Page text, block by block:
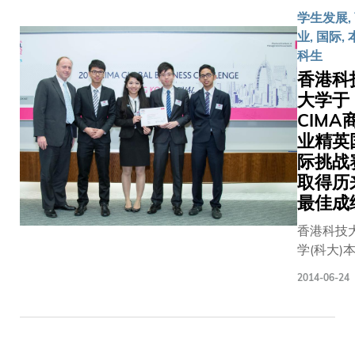
程让学
生透过
全面及
具创意
的学习
方式，
从不同
范畴包
括种
族、族
群、国
籍、语
言、文
化或性
前参与
由中国
航空工
业集团
(中航)
举办的
首届全
国飞机
设计比
赛，于
153队
研究
员、硕
士及博
成的参
学生发展,
业, 国际,
科生
香港科
大学于
CIMA
业精英
际挑战
取得历
最佳成
香港科技
学(科大)
2014-06-24